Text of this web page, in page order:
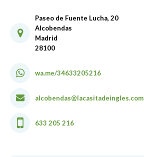
Paseo de Fuente Lucha, 20
Alcobendas
Madrid
28100
wa.me/34633205216
alcobendas@lacasitadeingles.com
633 205 216